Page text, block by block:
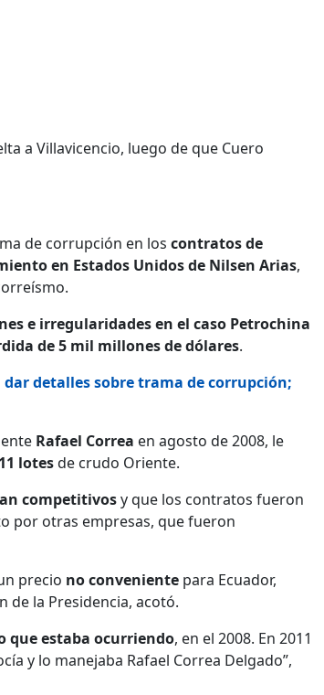
a Villavicencio, luego de que Cuero
de corrupción en los contratos de
en Estados Unidos de Nilsen Arias,
e irregularidades en el caso Petrochina
de 5 mil millones de dólares.
dar detalles sobre trama de corrupción;
Rafael Correa en agosto de 2008, le
11 lotesde crudo Oriente.
competitivosy que los contratos fueron
por otras empresas, que fueron
precio no conveniente para Ecuador,
de la Presidencia, acotó.
que estaba ocurriendo, en el 2008. En 2011
y lo manejaba Rafael Correa Delgado”,